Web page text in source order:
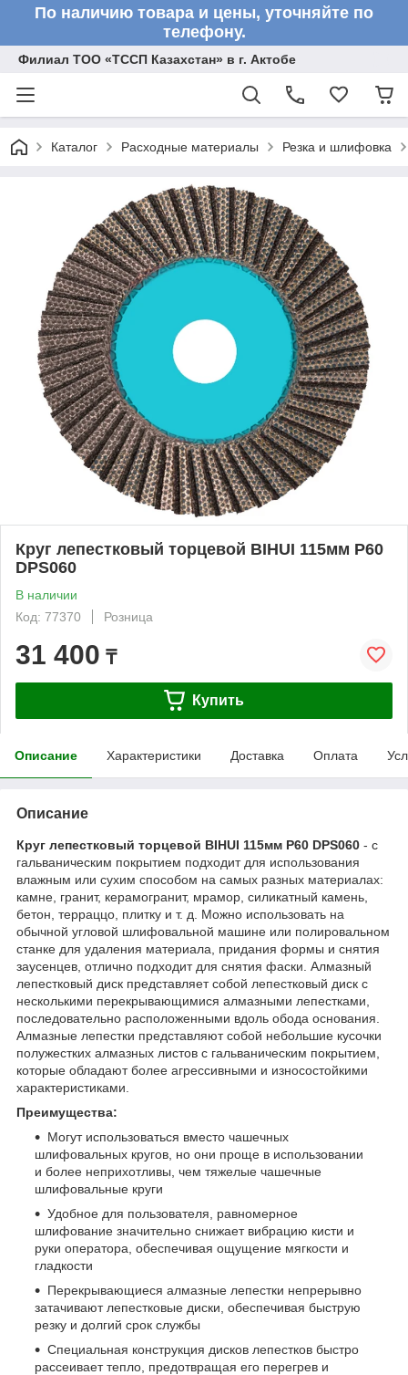
По наличию товара и цены, уточняйте по
телефону.
Филиал ТОО «ТССП Казахстан» в г. Актобе
Каталог Расходные материалы Резка и шлифовка
Круг лепестковый торцевой BIHUI 115мм P60
DPS060
В наличии
Код: 77370
Розница
31 400 ₸
Купить
Описание Характеристики Доставка Оплата
Описание
Круг лепестковый торцевой BIHUI 115мм P60 DPS060 - с
гальваническим покрытием подходит для использования
влажным или сухим способом на самых разных материалах:
камне, гранит, керамогранит, мрамор, силикатный камень,
бетон, терраццо, плитку и т. д. Можно использовать на
обычной угловой шлифовальной машине или полировальном
станке для удаления материала, придания формы и снятия
заусенцев, отлично подходит для снятия фаски. Алмазный
лепестковый диск представляет собой лепестковый диск с
несколькими перекрывающимися алмазными лепестками,
последовательно расположенными вдоль обода основания.
Алмазные лепестки представляют собой небольшие кусочки
полужестких алмазных листов с гальваническим покрытием,
которые обладают более агрессивными и износостойкими
характеристиками.
Преимущества:
Могут использоваться вместо чашечных
шлифовальных кругов, но они проще в использовании
и более неприхотливы, чем тяжелые чашечные
шлифовальные круги
Удобное для пользователя, равномерное
шлифование значительно снижает вибрацию кисти и
руки оператора, обеспечивая ощущение мягкости и
гладкости
Перекрывающиеся алмазные лепестки непрерывно
затачивают лепестковые диски, обеспечивая быструю
резку и долгий срок службы
Специальная конструкция дисков лепестков быстро
рассеивает тепло, предотвращая его перегрев и